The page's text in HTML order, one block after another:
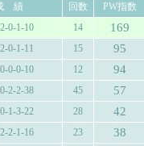
績 回数
PW指数
0-1-10 14 169
0-1-11 15 95
0-0-10 12 94
2-2-38 45 57
1-3-22 28 42
2-1-16 23 38